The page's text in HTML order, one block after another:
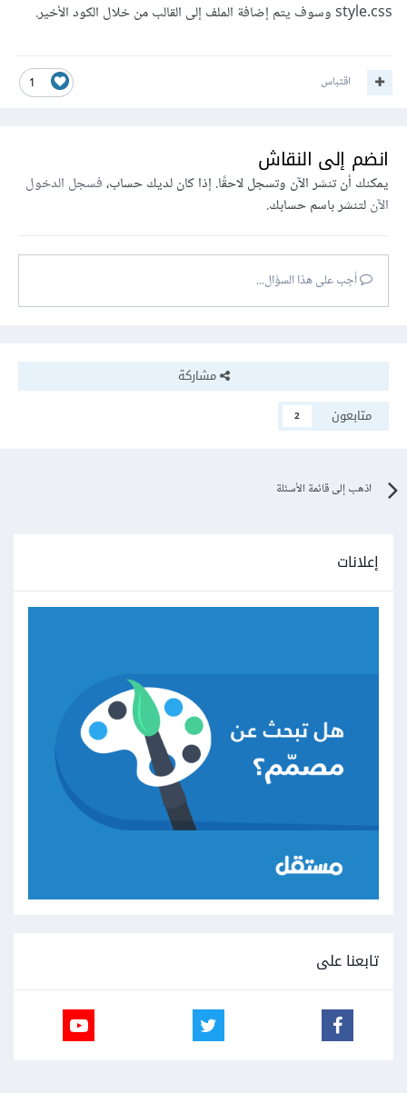
style.css وسوف يتم إضافة الملف إلى القالب من خلال الكود الأخير.
1 اقتباس
انضم إلى النقاش
يمكنك أن تنشر الآن وتسجل لاحقًا. إذا كان لديك حساب،فسجل الدخول
الآنلتنشر باسم حسابك.
أجب على هذا السؤال...
مشاركة
متابعون
2
اذهب إلى قائمة الأسئلة
إعلانات
تابعنا على